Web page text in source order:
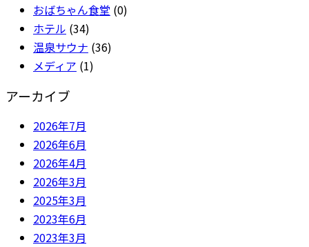
おばちゃん食堂 (0)
ホテル (34)
温泉サウナ (36)
メディア (1)
アーカイブ
2026年7月
2026年6月
2026年4月
2026年3月
2025年3月
2023年6月
2023年3月